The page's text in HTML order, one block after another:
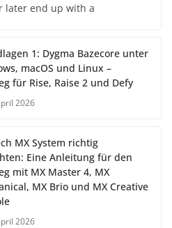
later end up with a
1: Dygma Bazecore unter
macOS und Linux –
für Rise, Raise 2 und Defy
2026
MX System richtig
Eine Anleitung für den
mit MX Master 4, MX
MX Brio und MX Creative
2026